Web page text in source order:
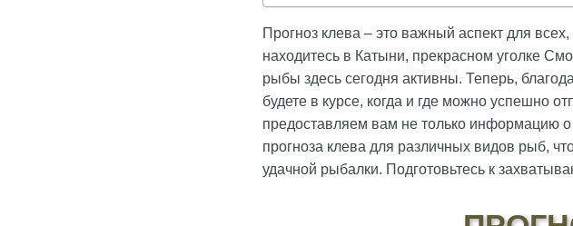
Прогноз клева – это важный аспект для
находитесь в Катыни, прекрасном уголке
рыбы здесь сегодня активны. Теперь,
будете в курсе, когда и где можно успешно
предоставляем вам не только информацию
прогноза клева для различных видов рыб,
удачной рыбалки. Подготовьтесь к